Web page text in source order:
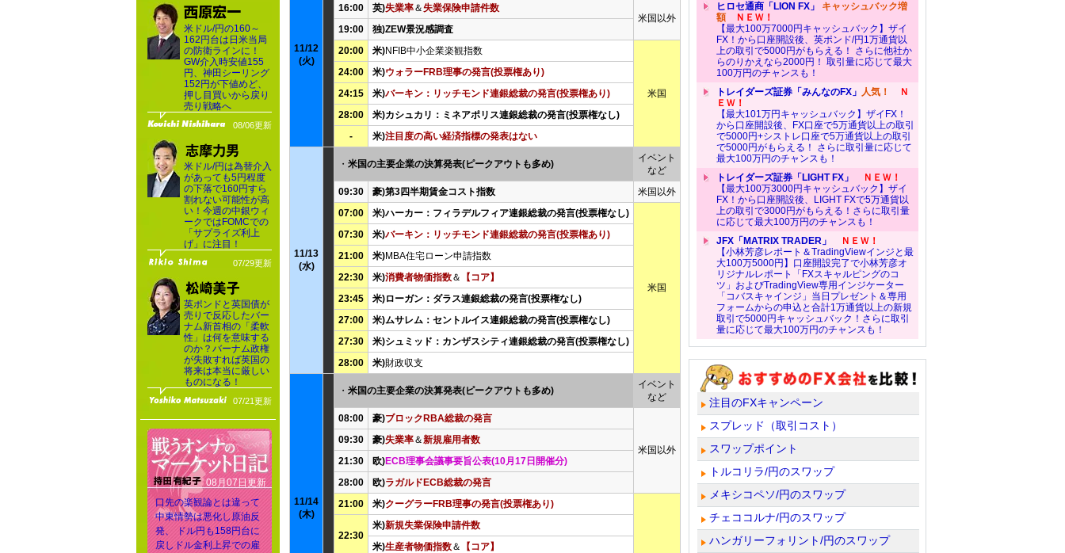
11/12
(火)
16:00
英)失業率＆失業保険申請件数
米国以外
19:00
独)ZEW景況感調査
20:00
米)NFIB中小企業楽観指数
米国
24:00 米)ウォラーFRB理事の発言(投票権あり)
24:15
米)バーキン：リッチモンド連銀総裁の発言(投票権あり)
28:00
米)カシュカリ：ミネアポリス連銀総裁の発言(投票権なし)
-
米)注目度の高い経済指標の発表はない
11/13
(水)
・ 米国の主要企業の決算発表(ピークアウトも多め)
イベント
など
09:30
豪)第3四半期賃金コスト指数
米国以外
07:00
米)ハーカー：フィラデルフィア連銀総裁の発言(投票権なし)
米国
07:30 米)バーキン：リッチモンド連銀総裁の発言(投票権あり)
21:00
米)MBA住宅ローン申請指数
22:30
米)消費者物価指数＆
【コア】
23:45
米)ローガン：ダラス連銀総裁の発言(投票権なし)
27:00
米)ムサレム：セントルイス連銀総裁の発言(投票権なし)
27:30
米)シュミッド：カンザスシティ連銀総裁の発言(投票権なし)
28:00
米)財政収支
11/14
(木)
・ 米国の主要企業の決算発表(ピークアウトも多め)
イベント
など
08:00
豪)ブロックRBA総裁の発言
米国以外
09:30 豪)失業率＆新規雇用者数
21:30
欧)ECB理事会議事要旨公表(10月17日開催分)
28:00
欧)ラガルドECB総裁の発言
21:00
米)クーグラーFRB理事の発言(投票権あり)
22:30
米)新規失業保険申請件数
米)生産者物価指数＆
【コア】
ヒロセ通商「LION FX」 キャッシュバック増
額ＮＥＷ！
【最大100万7000円キャッシュバック】ザイ
FX！から口座開設後、英ポンド/円1万通貨以
上の取引で5000円がもらえる！ さらに他社か
らのりかえなら2000円！ 取引量に応じて最大
100万円のチャンスも！
トレイダーズ証券「みんなのFX」 人気！
Ｎ
ＥＷ！
【最大101万円キャッシュバック】ザイFX！
から口座開設後、FX口座で5万通貨以上の取引
で5000円+シストレ口座で5万通貨以上の取引
で5000円がもらえる！ さらに取引量に応じて
最大100万円のチャンスも！
トレイダーズ証券「LIGHT FX」
ＮＥＷ！
【最大100万3000円キャッシュバック】ザイ
FX！から口座開設後、LIGHT FXで5万通貨以
上の取引で3000円がもらえる！さらに取引量
に応じて最大100万円のチャンスも！
JFX「MATRIX TRADER」
ＮＥＷ！
【小林芳彦レポート＆TradingViewインジと最
大100万5000円】口座開設完了で小林芳彦オ
リジナルレポート「FXスキャルピングのコ
ツ」およびTradingView専用インジケーター
「コバスキャインジ」当日プレゼント＆専用
フォームからの申込と合計1万通貨以上の新規
取引で5000円キャッシュバック！さらに取引
量に応じて最大100万円のチャンスも！
注目のFXキャンペーン
スプレッド（取引コスト）
スワップポイント
トルコリラ/円のスワップ
メキシコペソ/円のスワップ
チェココルナ/円のスワップ
ハンガリーフォリント/円のスワップ
米ドル/円の160～
162円台は日米当局
の防衛ラインに！
GW介入時安値155
円、神田シーリング
152円が下値めど、
押し目買いから戻り
売り戦略へ
08/06更新
米ドル/円は為替介入
があっても5円程度
の下落で160円すら
割れない可能性が高
い！今週の中銀ウィ
ークではFOMCでの
「サプライズ利上
げ」に注目！
07/29更新
英ポンドと英国債が
売りで反応したバー
ナム新首相の「柔軟
性」は何を意味する
のか？バーナム政権
が失敗すれば英国の
将来は本当に厳しい
ものになる！
07/21更新
08月07日更新
口先の楽観論とは違って
中東情勢は悪化し原油反
発、 ドル円も158円台に
戻しドル金利上昇での雇